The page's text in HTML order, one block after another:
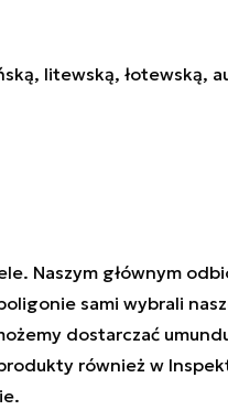
litewską, łotewską,
Naszym głównym
sami wybrali
dostarczać
również w